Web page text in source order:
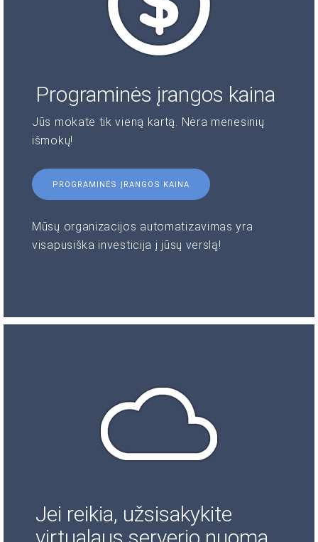
Programinės įrangos kaina
Jūs mokate tik vieną kartą. Nėra mėnesinių
išmokų!
PROGRAMINĖS ĮRANGOS KAINA
Mūsų organizacijos automatizavimas yra
visapusiška investicija į jūsų verslą!
Jei reikia, užsisakykite